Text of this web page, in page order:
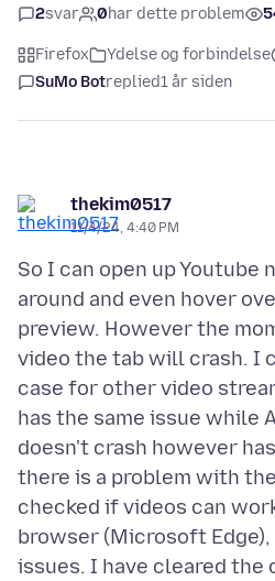
2svar 0har dette problem
Firefox Ydelse og forbindelse
SuMo Botreplied1 år siden
thekim0517
11/4/24, 4:40 PM
So I can open up Youtube
around and even hover
preview. However the
video the tab will crash. I
case for other video
has the same issue while
doesn't crash however
there is a problem with
checked if videos can
browser (Microsoft Edge),
issues. I have cleared the